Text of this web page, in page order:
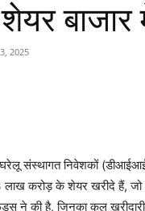
बाजार
2025
घरेलू संस्थागत निवेशकों
5.3 लाख करोड़ के शेयर खरीदे
ने की है, जिनका कुल